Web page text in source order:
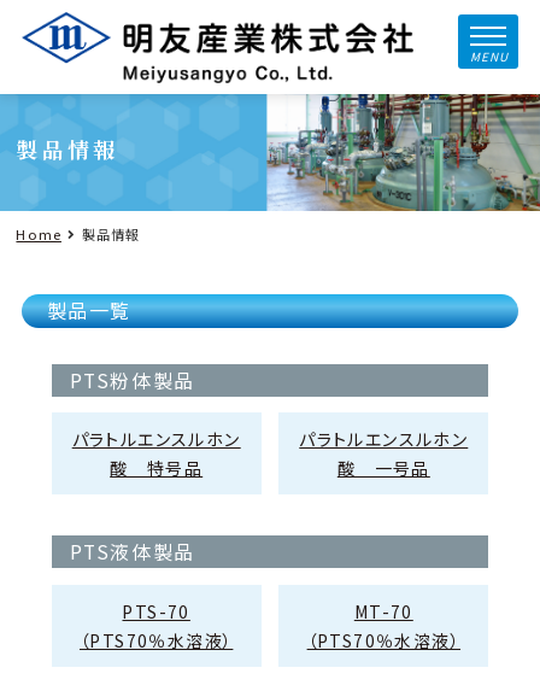
MENU
製品情報
Home 製品情報
製品一覧
PTS粉体製品
パラトルエンスルホン
酸 特号品
パラトルエンスルホン
酸 一号品
PTS液体製品
PTS-70
（PTS70％水溶液）
MT-70
（PTS70％水溶液）